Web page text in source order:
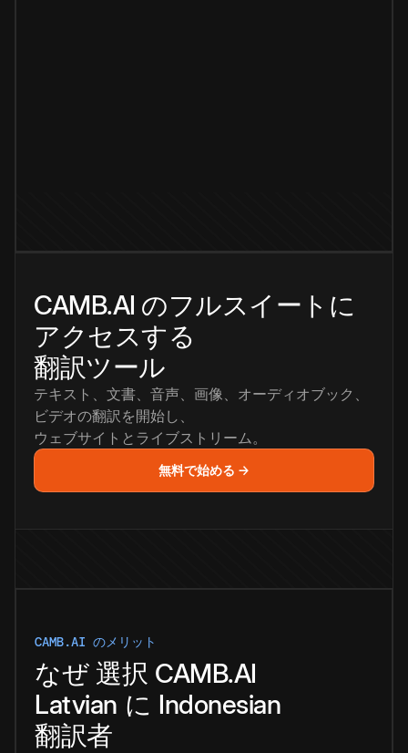
CAMB.AI のフルスイートに
アクセスする
翻訳ツール
テキスト、文書、音声、画像、オーディオブック、
ビデオの翻訳を開始し、
ウェブサイトとライブストリーム。
無料で始める →
CAMB.AI のメリット
なぜ 選択 CAMB.AI
Latvian に Indonesian
翻訳者